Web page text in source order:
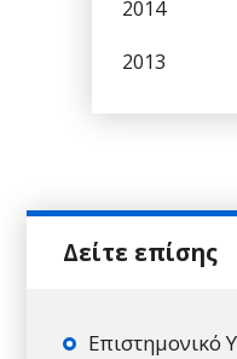
2014
2013
Επιστημονικό